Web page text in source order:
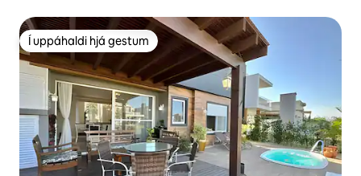
Í uppáhaldi hjá gestum
Í uppáhaldi hjá gestum